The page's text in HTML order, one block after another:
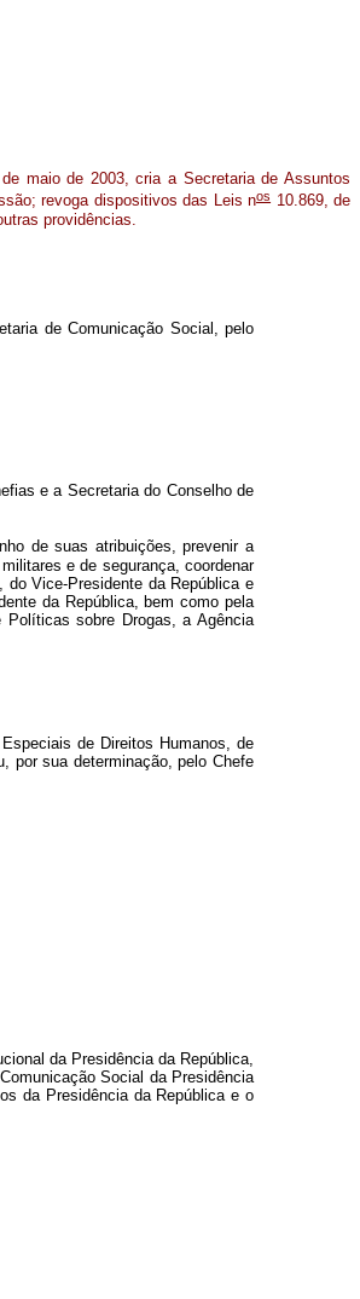
maio de 2003, cria a Secretaria de Assuntos
revoga dispositivos das Leis nos 10.869, de
providências.
de Comunicação Social, pelo
e a Secretaria do Conselho de
de suas atribuições, prevenir a
e de segurança, coordenar
Vice-Presidente da República e
da República, bem como pela
sobre Drogas, a Agência
de Direitos Humanos, de
por sua determinação, pelo Chefe
da Presidência da República,
Social da Presidência
da Presidência da República e o